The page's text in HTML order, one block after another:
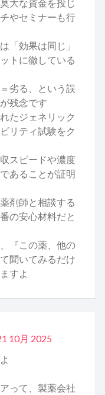
大な資金を投じ
やセミナーも行
「効果は同じ」
トに徹している
劣る、という誤
残念です
たジェネリック
リティ試験をク
スピードや濃度
あることが証明
剤師と相談する
の安心材料だと
『この薬、他の
聞いてみるだけ
すよ
10月 2025
って、製薬会社